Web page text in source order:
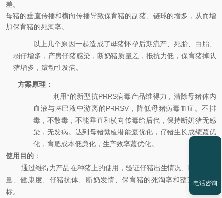
差。
母猪的垂直传播和横向传播导致保育猪的副猪、链球的增多，从而增
加保育猪的死淘率。
以上几个原因一起造成了母猪怀孕后期流产、死胎、白胎、
弱仔增多，产房仔猪感染，断奶猪质量差，抵抗力低，保育猪掉队
猪增多，滚动性发病。
方案原理：
利用*的新型抗PRRS病毒产品维得力，清除母猪体内
血液与淋巴液中游离的PRRSV ，降低母猪病毒血症。不排
毒，不散毒，不能垂直和横向传毒给后代，保持断奶猪无感
染，无发病。达到母猪繁殖潜能蕞优化，仔猪生长成绩蕞优
化，育肥成本低廉化，生产效率蕞优化。
使用 目的 ：
通过维得力产品在种猪上的使用，验证仔猪出生情况、断奶猪质
量、健康度、仔猪抗体、断奶发情、保育猪的死淘率和整齐度等指
标。
电话咨询